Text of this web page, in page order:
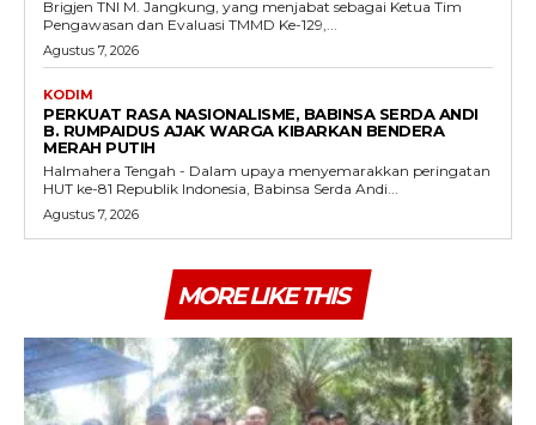
Brigjen TNI M. Jangkung, yang menjabat sebagai Ketua Tim
Pengawasan dan Evaluasi TMMD Ke-129,...
Agustus 7, 2026
KODIM
PERKUAT RASA NASIONALISME, BABINSA SERDA ANDI
B. RUMPAIDUS AJAK WARGA KIBARKAN BENDERA
MERAH PUTIH
Halmahera Tengah - Dalam upaya menyemarakkan peringatan
HUT ke-81 Republik Indonesia, Babinsa Serda Andi...
Agustus 7, 2026
MORE LIKE THIS